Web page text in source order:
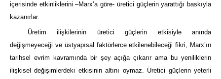
içerisinde etkinliklerini –Marx’a göre- üretici güçlerin yarattığı baskıyla
kazanırlar.
Üretim ilişkilerinin üretici güçlerin etkisiyle anında
değişmeyeceği ve üstyapısal faktörlerce etkilenebileceği fikri, Marx’ın
tarihsel evrim kavramında bir şey açığa çıkarır ama bu yeniliklerin
ilişkisel değişimlerdeki etkisinin altını oymaz. Üretici güçlerin yeterli